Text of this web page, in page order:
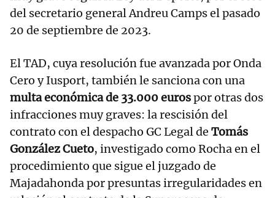
del secretario general Andreu Camps el pasado
20 de septiembre de 2023.
El TAD, cuya resolución fue avanzada por Onda
Cero y Iusport, también le sanciona con una
multa económica de 33.000 eurospor otras dos
infracciones muy graves: la rescisión del
contrato con el despacho GC Legal de Tomás
González Cueto, investigado como Rocha en el
procedimiento que sigue el juzgado de
Majadahonda por presuntas irregularidades en